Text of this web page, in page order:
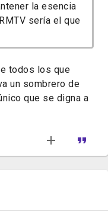
la esencia
sería el que
todos los que
un sombrero de
que se digna a